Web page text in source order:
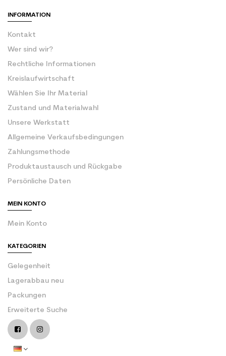
INFORMATION
Kontakt
Wer sind wir?
Rechtliche Informationen
Kreislaufwirtschaft
Wählen Sie Ihr Material
Zustand und Materialwahl
Unsere Werkstatt
Allgemeine Verkaufsbedingungen
Zahlungsmethode
Produktaustausch und Rückgabe
Persönliche Daten
MEIN KONTO
Mein Konto
KATEGORIEN
Gelegenheit
Lagerabbau neu
Packungen
Erweiterte Suche